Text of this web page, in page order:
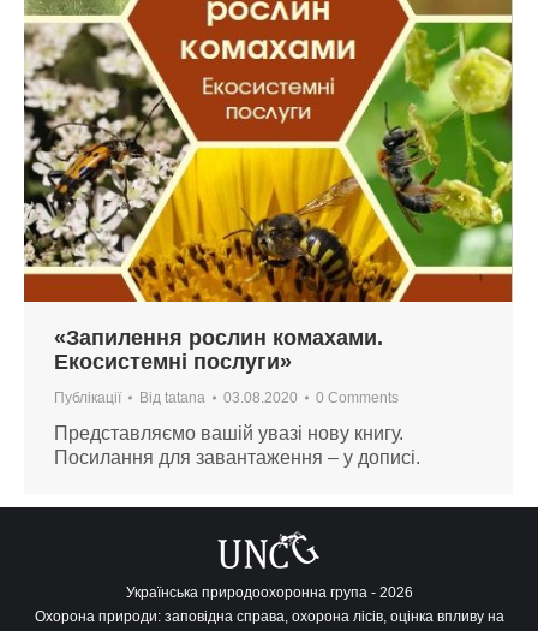
«Запилення рослин комахами.
Екосистемні послуги»
Публікації Від tatana 03.08.2020 0 Comments
Представляємо вашій увазі нову книгу.
Посилання для завантаження – у дописі.
Українська природоохоронна група - 2026
Охорона природи: заповідна справа, охорона лісів, оцінка впливу на